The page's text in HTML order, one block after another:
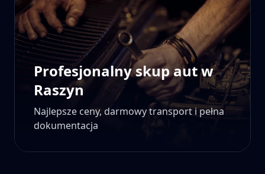
Profesjonalny skup aut w
Raszyn
Najlepsze ceny, darmowy transport i pełna
dokumentacja